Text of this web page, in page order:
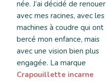
née. J’ai décidé de renouer
avec mes racines, avec les
machines à coudre qui ont
bercé mon enfance, mais
avec une vision bien plus
engagée. La marque
Crapouillette incarne